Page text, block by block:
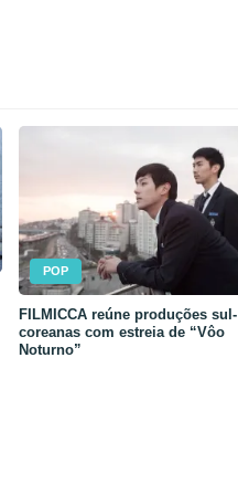
POP
FILMICCA reúne produções sul-
coreanas com estreia de “Vôo
Noturno”